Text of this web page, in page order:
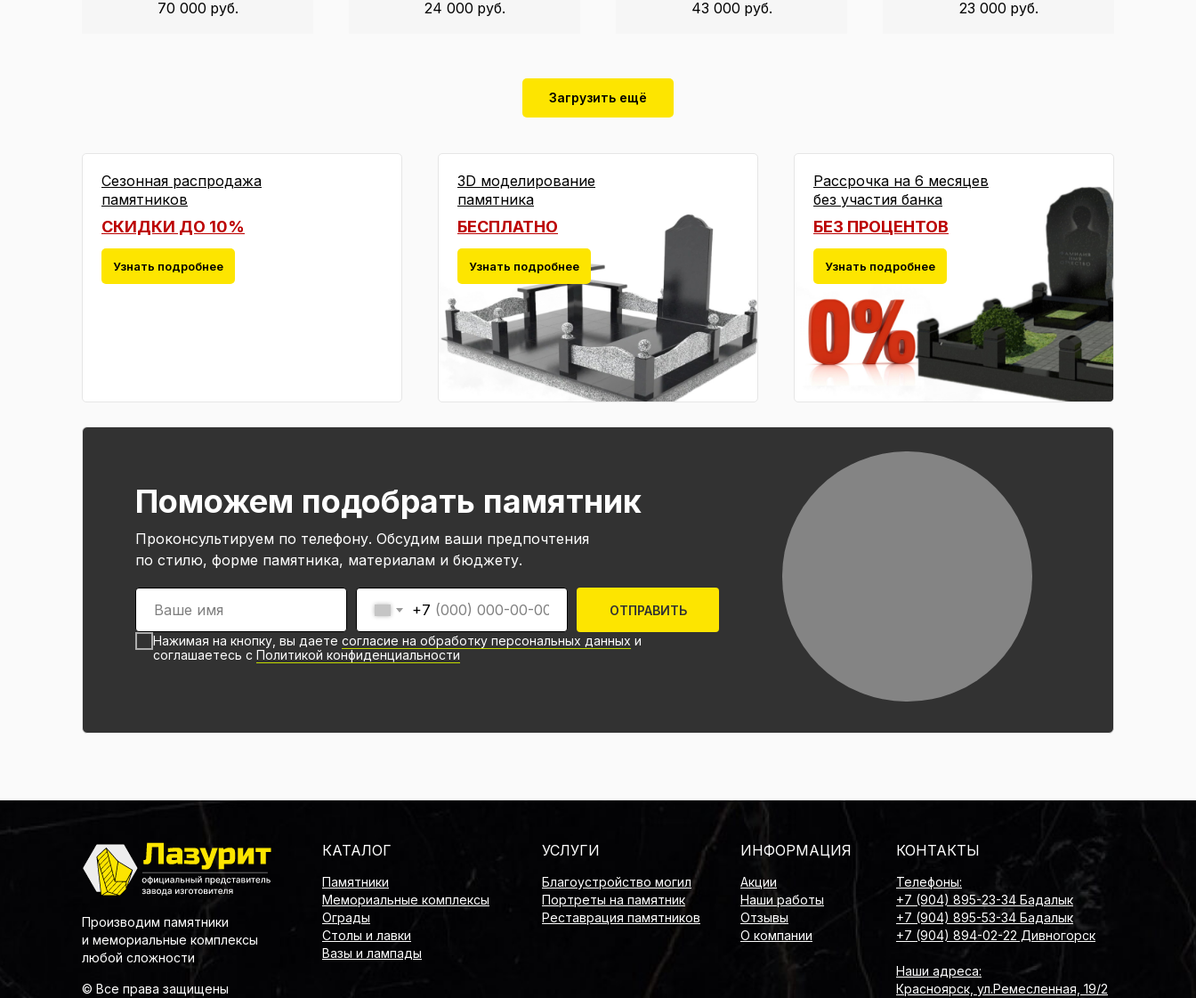
70 000 руб.
24 000 руб.
43 000 руб.
23 000 руб.
Загрузить ещё
СКИДКИ ДО 10%
Сезонная распродажа
памятников
Узнать подробнее
БЕСПЛАТНО
3D моделирование
памятника
Узнать подробнее
БЕЗ ПРОЦЕНТОВ
Рассрочка на 6 месяцев
без участия банка
Узнать подробнее
Поможем подобрать памятник
Проконсультируем по телефону. Обсудим ваши предпочтения
по стилю, форме памятника, материалам и бюджету.
+7
Нажимая на кнопку, вы даете согласие на обработку персональных данных и
соглашаетесь с Политикой конфиденциальности
ОТПРАВИТЬ
КАТАЛОГ
Памятники
Мемориальные комплексы
Ограды
Столы и лавки
Вазы и лампады
Благоустройство могил
Портреты на памятник
Реставрация памятников
УСЛУГИ ИНФОРМАЦИЯ
Акции
Наши работы
Отзывы
О компании
КОНТАКТЫ
Телефоны:
+7 (904) 895-23-34 Бадалык
+7 (904) 895-53-34 Бадалык
+7 (904) 894-02-22 Дивногорск
Наши адреса:
Красноярск, ул.Ремесленная, 19/2
© Все права защищены
Производим памятники
и мемориальные комплексы
любой сложности